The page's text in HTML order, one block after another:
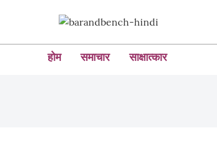
होम समाचार साक्षात्कार